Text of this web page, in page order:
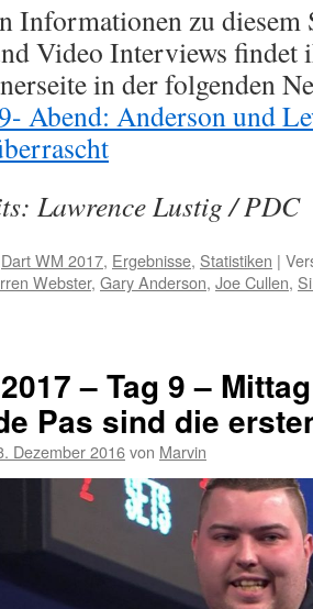
Informationen zu diesem
Video Interviews findet
in der folgenden
Abend: Anderson und
Lawrence Lustig / PDC
Dart WM 2017, Ergebnisse, Statistiken |
Webster, Gary Anderson, Joe Cullen,
– Tag 9 –
Pas sind die
Dezember 2016von Marvin